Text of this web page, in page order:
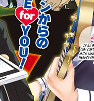
mangas